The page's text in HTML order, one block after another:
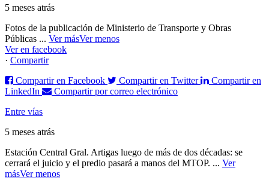
5 meses atrás
Fotos de la publicación de Ministerio de Transporte y Obras
Públicas ... Ver másVer menos
Ver en facebook
· Compartir
Compartir en Facebook
Compartir en Twitter
Compartir en
LinkedIn
Compartir por correo electrónico
Entre vías
5 meses atrás
Estación Central Gral. Artigas luego de más de dos décadas: se
cerrará el juicio y el predio pasará a manos del MTOP. ... Ver
másVer menos